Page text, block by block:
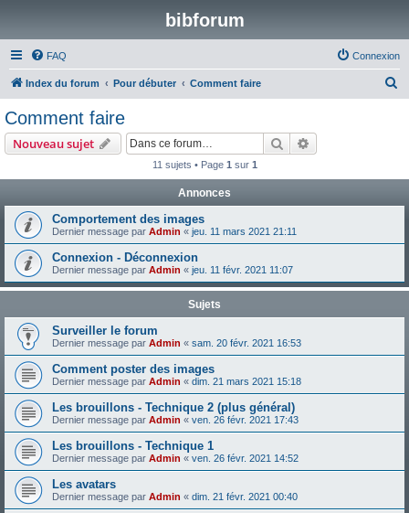
bibforum
FAQ Connexion
Index du forum Pour débuter Comment faire
r
Comment faire
Nouveau sujet Rechercher
11 sujets • Page 1 sur 1
Annonces
Comportement des images
Dernier message par Admin « jeu. 11 mars 2021 21:11
Connexion - Déconnexion
Dernier message par Admin « jeu. 11 févr. 2021 11:07
Sujets
Surveiller le forum
Dernier message par Admin « sam. 20 févr. 2021 16:53
Comment poster des images
Dernier message par Admin « dim. 21 mars 2021 15:18
Les brouillons - Technique 2 (plus général)
Dernier message par Admin « ven. 26 févr. 2021 17:43
Les brouillons - Technique 1
Dernier message par Admin « ven. 26 févr. 2021 14:52
Les avatars
Dernier message par Admin « dim. 21 févr. 2021 00:40